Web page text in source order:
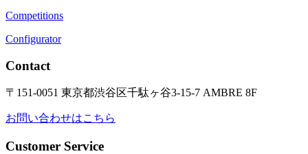
Competitions
Configurator
Contact
〒151-0051 東京都渋谷区千駄ヶ谷3-15-7 AMBRE 8F
お問い合わせはこちら
Customer Service